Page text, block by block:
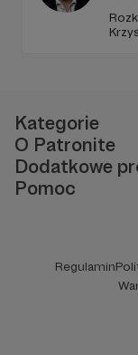
Kategorie
O Patronite
Dodatkowe
Pomoc
Regulamin